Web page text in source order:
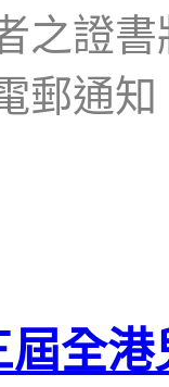
之證
郵通知
全